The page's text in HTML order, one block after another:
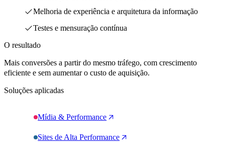
Melhoria de experiência e arquitetura da informação
Testes e mensuração contínua
O resultado
Mais conversões a partir do mesmo tráfego, com crescimento
eficiente e sem aumentar o custo de aquisição.
Soluções aplicadas
Mídia & Performance
Sites de Alta Performance